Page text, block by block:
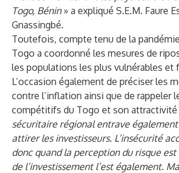
Togo, Bénin » a expliqué S.E.M. Faure
Gnassingbé.
Toutefois, compte tenu de la
Togo a coordonné les mesures de
les populations les plus vulnérables et
L’occasion également de préciser les
contre l’inflation ainsi que de rappeler
compétitifs du Togo et son attractivité
sécuritaire régional entrave
attirer les investisseurs. L’insécurité
donc quand la perception du risque
de l’investissement l’est également.